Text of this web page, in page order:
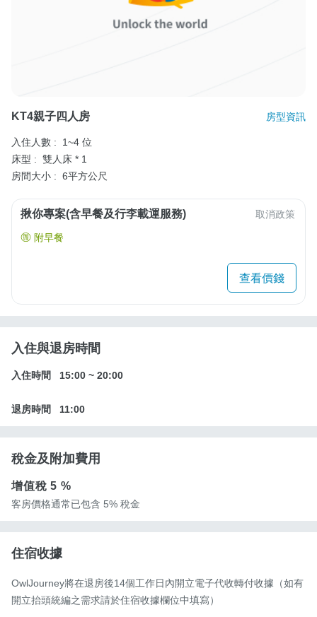
KT4親子四人房 房型資訊
入住人數 :
1~4 位
床型 : 雙人床 * 1
房間大小 : 6平方公尺
揪你專案(含早餐及行李載運服務) 取消政策
附早餐
查看價錢
入住與退房時間
入住時間 15:00 ~ 20:00
退房時間 11:00
稅金及附加費用
增值稅5 %
客房價格通常已包含 5% 稅金
住宿收據
OwlJourney將在退房後14個工作日內開立電子代收轉付收據（如有
開立抬頭統編之需求請於住宿收據欄位中填寫）